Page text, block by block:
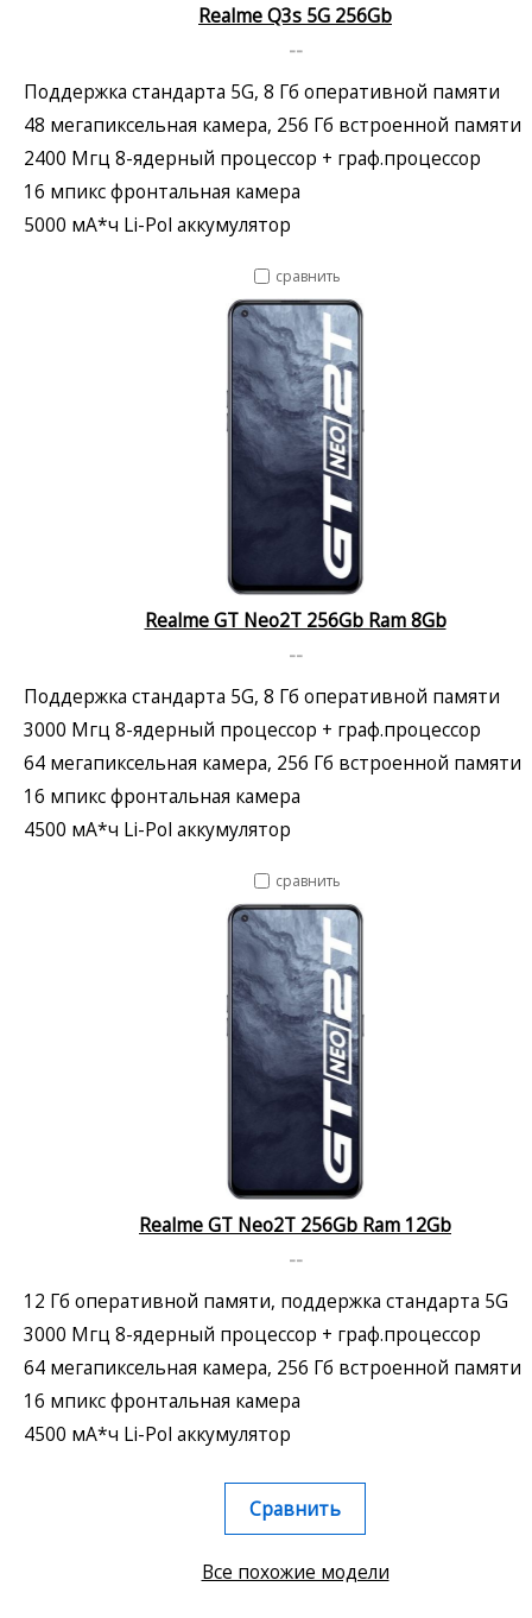
Realme Q3s 5G 256Gb
--
Поддержка стандарта 5G, 8 Гб оперативной памяти
48 мегапиксельная камера, 256 Гб встроенной памяти
2400 Мгц 8-ядерный процессор + граф.процессор
16 мпикс фронтальная камера
5000 мА*ч Li-Pol аккумулятор
сравнить
Realme GT Neo2T 256Gb Ram 8Gb
--
Поддержка стандарта 5G, 8 Гб оперативной памяти
3000 Мгц 8-ядерный процессор + граф.процессор
64 мегапиксельная камера, 256 Гб встроенной памяти
16 мпикс фронтальная камера
4500 мА*ч Li-Pol аккумулятор
сравнить
Realme GT Neo2T 256Gb Ram 12Gb
--
12 Гб оперативной памяти, поддержка стандарта 5G
3000 Мгц 8-ядерный процессор + граф.процессор
64 мегапиксельная камера, 256 Гб встроенной памяти
16 мпикс фронтальная камера
4500 мА*ч Li-Pol аккумулятор
Сравнить
Все похожие модели